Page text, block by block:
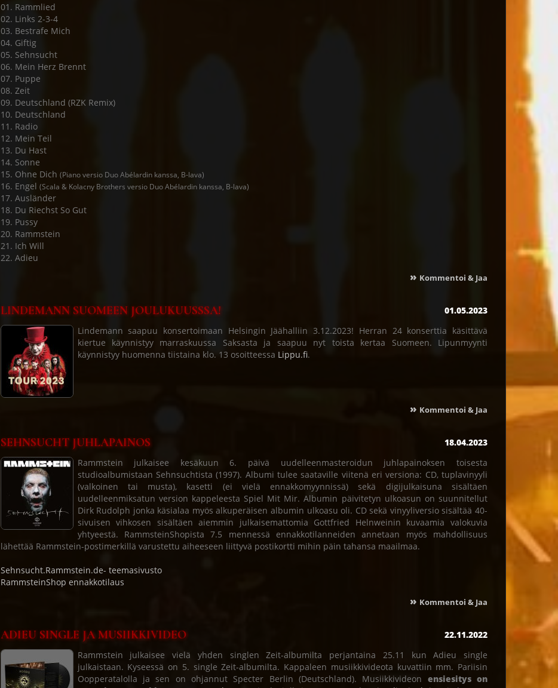
01. Rammlied
02. Links 2-3-4
03. Bestrafe Mich
04. Giftig
05. Sehnsucht
06. Mein Herz Brennt
07. Puppe
08. Zeit
09. Deutschland (RZK Remix)
10. Deutschland
11. Radio
12. Mein Teil
13. Du Hast
14. Sonne
15. Ohne Dich (Piano versio Duo Abélardin kanssa, B-lava)
16. Engel (Scala & Kolacny Brothers versio Duo Abélardin kanssa, B-lava)
17. Ausländer
18. Du Riechst So Gut
19. Pussy
20. Rammstein
21. Ich Will
22. Adieu
» Kommentoi & Jaa
LINDEMANN SUOMEEN JOULUKUUSSSA!
01.05.2023
Lindemann saapuu konsertoimaan Helsingin Jäähalliin 3.12.2023! Herran 24 konserttia käsittävä
kiertue käynnistyy marraskuussa Saksasta ja saapuu nyt toista kertaa Suomeen. Lipunmyynti
käynnistyy huomenna tiistaina klo. 13 osoitteessa Lippu.fi.
» Kommentoi & Jaa
SEHNSUCHT JUHLAPAINOS
18.04.2023
Rammstein julkaisee kesäkuun 6. päivä uudelleenmasteroidun juhlapainoksen toisesta
studioalbumistaan Sehnsuchtista (1997). Albumi tulee saataville viitenä eri versiona: CD, tuplavinyyli
(valkoinen tai musta), kasetti (ei vielä ennakkomyynnissä) sekä digijulkaisuna sisältäen
uudelleenmiksatun version kappeleesta Spiel Mit Mir. Albumin päivitetyn ulkoasun on suunnitellut
Dirk Rudolph jonka käsialaa myös alkuperäisen albumin ulkoasu oli. CD sekä vinyyliversio sisältää 40-
sivuisen vihkosen sisältäen aiemmin julkaisemattomia Gottfried Helnweinin kuvaamia valokuvia
yhtyeestä. RammsteinShopista 7.5 mennessä ennakkotilanneiden annetaan myös mahdollisuus
lähettää Rammstein-postimerkillä varustettu aiheeseen liittyvä postikortti mihin päin tahansa maailmaa.
Sehnsucht.Rammstein.de- teemasivusto
RammsteinShop ennakkotilaus
» Kommentoi & Jaa
ADIEU SINGLE JA MUSIIKKIVIDEO
22.11.2022
Rammstein julkaisee vielä yhden singlen Zeit-albumilta perjantaina 25.11 kun Adieu single
julkaistaan. Kyseessä on 5. single Zeit-albumilta. Kappaleen musiikkivideota kuvattiin mm. Pariisin
Oopperatalolla ja sen on ohjannut Specter Berlin (Deutschland). Musiikkivideon ensiesitys on